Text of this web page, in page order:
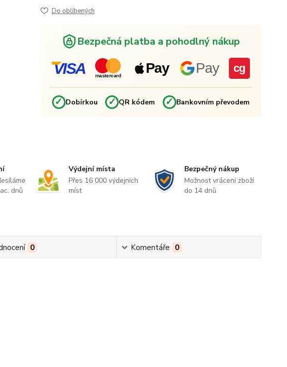
Do oblíbených
Bezpečná platba a pohodlný nákup
VISA mastercard Pay Pay cg
✓ Dobírkou ✓ QR kódem ✓ Bankovním převodem
dnů
Výdejní místa
Přes 16 000 výdejních
míst
Bezpečný nákup
Možnost vrácení zboží
do 14 dnů
0 Komentáře 0